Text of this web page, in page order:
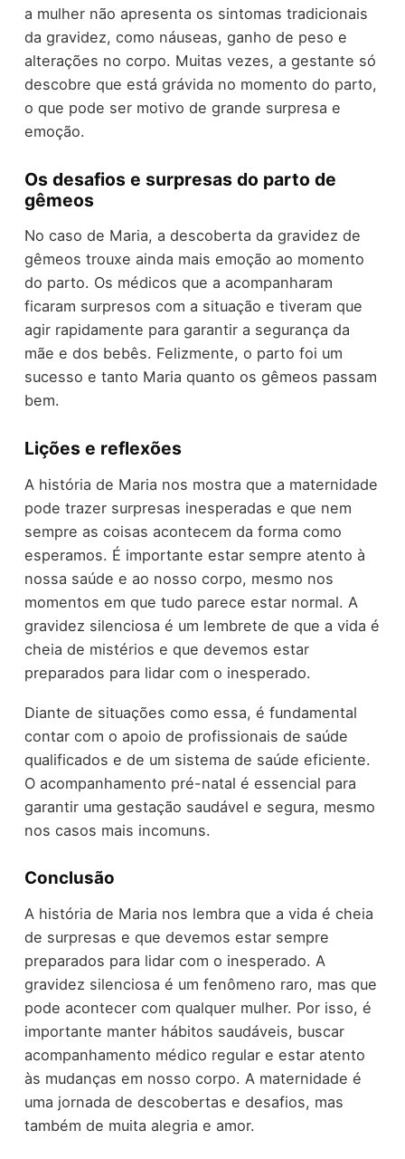
a mulher não apresenta os sintomas tradicionais
da gravidez, como náuseas, ganho de peso e
alterações no corpo. Muitas vezes, a gestante só
descobre que está grávida no momento do parto,
o que pode ser motivo de grande surpresa e
emoção.
Os desafios e surpresas do parto de
gêmeos
No caso de Maria, a descoberta da gravidez de
gêmeos trouxe ainda mais emoção ao momento
do parto. Os médicos que a acompanharam
ficaram surpresos com a situação e tiveram que
agir rapidamente para garantir a segurança da
mãe e dos bebês. Felizmente, o parto foi um
sucesso e tanto Maria quanto os gêmeos passam
bem.
Lições e reflexões
A história de Maria nos mostra que a maternidade
pode trazer surpresas inesperadas e que nem
sempre as coisas acontecem da forma como
esperamos. É importante estar sempre atento à
nossa saúde e ao nosso corpo, mesmo nos
momentos em que tudo parece estar normal. A
gravidez silenciosa é um lembrete de que a vida é
cheia de mistérios e que devemos estar
preparados para lidar com o inesperado.
Diante de situações como essa, é fundamental
contar com o apoio de profissionais de saúde
qualificados e de um sistema de saúde eficiente.
O acompanhamento pré-natal é essencial para
garantir uma gestação saudável e segura, mesmo
nos casos mais incomuns.
Conclusão
A história de Maria nos lembra que a vida é cheia
de surpresas e que devemos estar sempre
preparados para lidar com o inesperado. A
gravidez silenciosa é um fenômeno raro, mas que
pode acontecer com qualquer mulher. Por isso, é
importante manter hábitos saudáveis, buscar
acompanhamento médico regular e estar atento
às mudanças em nosso corpo. A maternidade é
uma jornada de descobertas e desafios, mas
também de muita alegria e amor.